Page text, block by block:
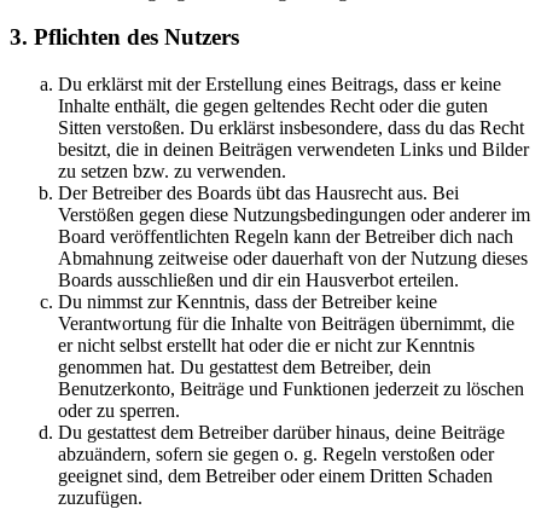
3. Pflichten des Nutzers
Du erklärst mit der Erstellung eines Beitrags, dass er keine
Inhalte enthält, die gegen geltendes Recht oder die guten
Sitten verstoßen. Du erklärst insbesondere, dass du das Recht
besitzt, die in deinen Beiträgen verwendeten Links und Bilder
zu setzen bzw. zu verwenden.
Der Betreiber des Boards übt das Hausrecht aus. Bei
Verstößen gegen diese Nutzungsbedingungen oder anderer im
Board veröffentlichten Regeln kann der Betreiber dich nach
Abmahnung zeitweise oder dauerhaft von der Nutzung dieses
Boards ausschließen und dir ein Hausverbot erteilen.
Du nimmst zur Kenntnis, dass der Betreiber keine
Verantwortung für die Inhalte von Beiträgen übernimmt, die
er nicht selbst erstellt hat oder die er nicht zur Kenntnis
genommen hat. Du gestattest dem Betreiber, dein
Benutzerkonto, Beiträge und Funktionen jederzeit zu löschen
oder zu sperren.
Du gestattest dem Betreiber darüber hinaus, deine Beiträge
abzuändern, sofern sie gegen o. g. Regeln verstoßen oder
geeignet sind, dem Betreiber oder einem Dritten Schaden
zuzufügen.